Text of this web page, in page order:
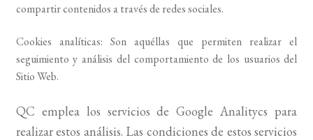
compartir contenidos a través de redes sociales.
Cookies analíticas: Son aquéllas que permiten realizar el
seguimiento y análisis del comportamiento de los usuarios del
Sitio Web.
QC emplea los servicios de Google Analitycs para
realizar estos análisis. Las condiciones de estos servicios